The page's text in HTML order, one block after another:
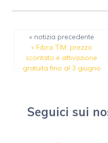
« notizia precedente
« Fibra TIM: prezzo
scontato e attivazione
gratuita fino al 3 giugno
Seguici sui